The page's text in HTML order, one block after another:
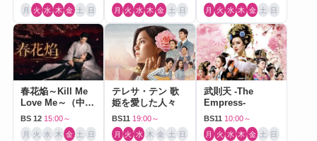
月 火 水 木 金 土 日 月 火 水 木 金 土 日 月 火 水 木 金 土 日
春花焔～Kill Me
Love Me～（中国
ドラマ）
BS 12 15:00～
月 火 水 木 金 土 日
テレサ・テン 歌
姫を愛した人々
BS11 19:00～
月 火 水 木 金 土 日
武則天 -The
Empress-
BS11 10:00～
月 火 水 木 金 土 日